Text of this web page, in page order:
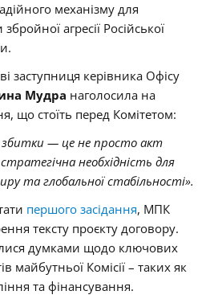
механізму для
агресії Російської
заступниця керівника Офісу
Мудра наголосила на
що стоїть перед Комітетом:
збитки — це не просто акт
необхідність для
та глобальної стабільності».
першого засідання, МПК
тексту проєкту договору.
думками щодо ключових
майбутньої Комісії – таких як
та фінансування.